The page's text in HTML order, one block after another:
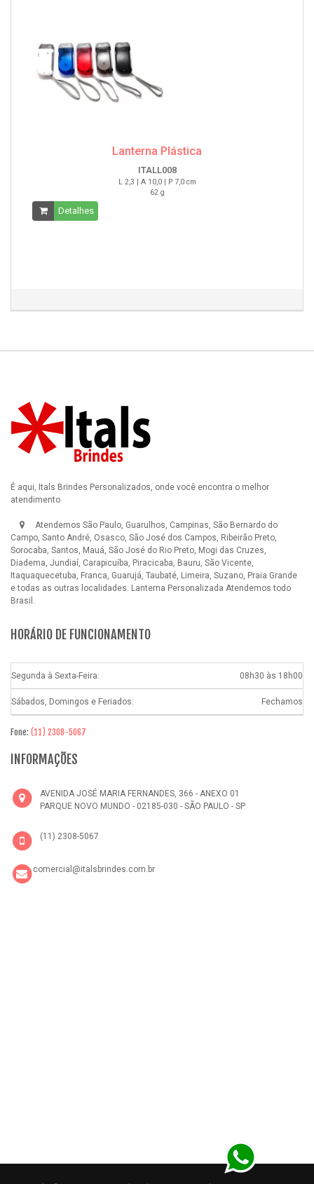
Lanterna Plástica
ITALL008
L 2,3 | A 10,0 | P 7,0 cm
62 g
Detalhes
É aqui, Itals Brindes Personalizados, onde você encontra o melhor
atendimento
Atendemos São Paulo, Guarulhos, Campinas, São Bernardo do
Campo, Santo André, Osasco, São José dos Campos, Ribeirão Preto,
Sorocaba, Santos, Mauá, São José do Rio Preto, Mogi das Cruzes,
Diadema, Jundiaí, Carapicuíba, Piracicaba, Bauru, São Vicente,
Itaquaquecetuba, Franca, Guarujá, Taubaté, Limeira, Suzano, Praia Grande
e todas as outras localidades. Lanterna Personalizada Atendemos todo
Brasil.
HORÁRIO DE FUNCIONAMENTO
Segunda à Sexta-Feira: 08h30 às 18h00
Sábados, Domingos e Feriados: Fechamos
Fone: (11) 2308-5067
INFORMAÇÕES
AVENIDA JOSÉ MARIA FERNANDES, 366 - ANEXO 01
PARQUE NOVO MUNDO - 02185-030 - SÃO PAULO - SP
(11) 2308-5067
comercial@italsbrindes.com.br